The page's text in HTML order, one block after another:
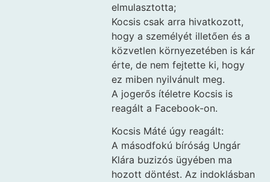
elmulasztotta;
Kocsis csak arra hivatkozott,
hogy a személyét illetően és a
közvetlen környezetében is kár
érte, de nem fejtette ki, hogy
ez miben nyilvánult meg.
A jogerős ítéletre Kocsis is
reagált a Facebook-on.
Kocsis Máté úgy reagált:
A másodfokú bíróság Ungár
Klára buzizós ügyében ma
hozott döntést. Az indoklásban